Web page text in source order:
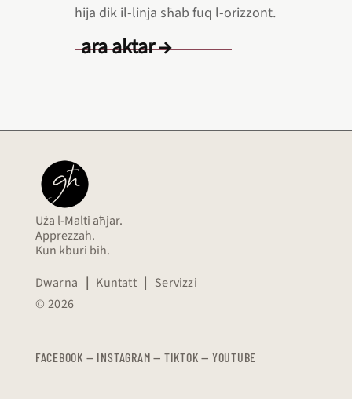
hija dik il‑linja sħab fuq l‑orizzont.
ara aktar →
Uża l-Malti aħjar.
Apprezzah.
Kun kburi bih.
Dwarna | Kuntatt | Servizzi
© 2026
FACEBOOK — INSTAGRAM — TIKTOK — YOUTUBE